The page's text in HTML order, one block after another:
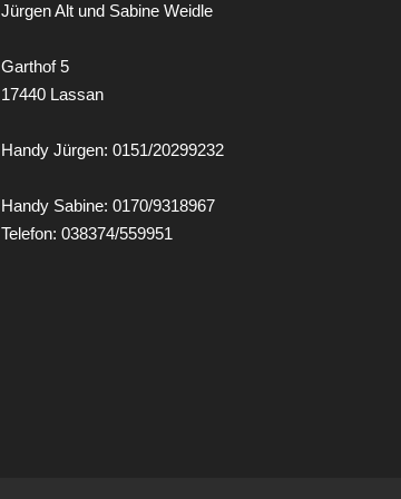
Jürgen Alt und Sabine Weidle
Garthof 5
17440 Lassan
Handy Jürgen: 0151/20299232
Handy Sabine: 0170/9318967
Telefon: 038374/559951